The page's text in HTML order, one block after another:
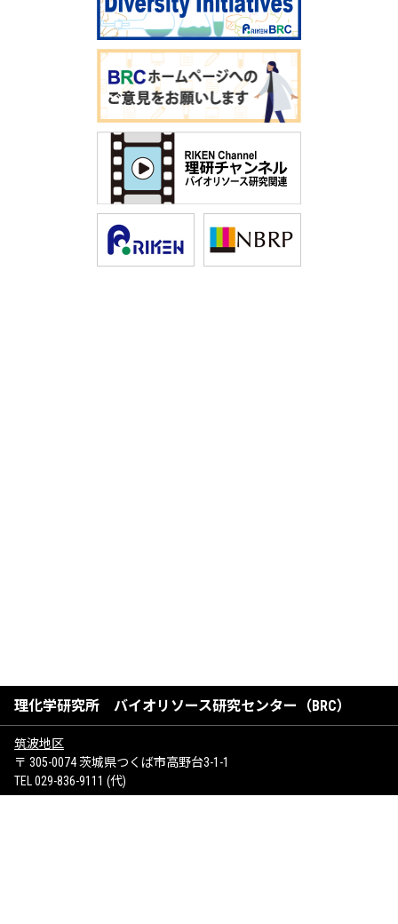
理化学研究所 バイオリソース研究センター（BRC）
筑波地区
〒 305-0074 茨城県つくば市高野台3-1-1
TEL 029-836-9111 (代)